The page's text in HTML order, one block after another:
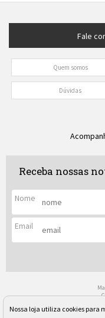
Fale
Quem somos
Dúvidas
Receba nossas
Nome
Email
Nossa loja utiliza cookies para